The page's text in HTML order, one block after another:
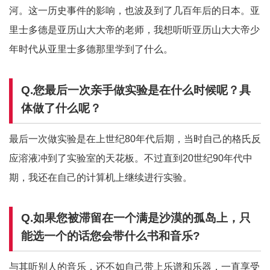
河。这一历史事件的影响，也波及到了几百年后的日本。亚
里士多德是亚历山大大帝的老师，我想听听亚历山大大帝少
年时代从亚里士多德那里学到了什么。
Q.您最后一次亲手做实验是在什么时候呢？具
体做了什么呢？
最后一次做实验是在上世纪80年代后期，当时自己的格氏反
应溶液冲到了实验室的天花板。不过直到20世纪90年代中
期，我还在自己的计算机上继续进行实验。
Q.如果您被滞留在一个满是沙漠的孤岛上，只
能选一个的话您会带什么书和音乐?
与其听别人的音乐，还不如自己带上乐谱和乐器，一直享受